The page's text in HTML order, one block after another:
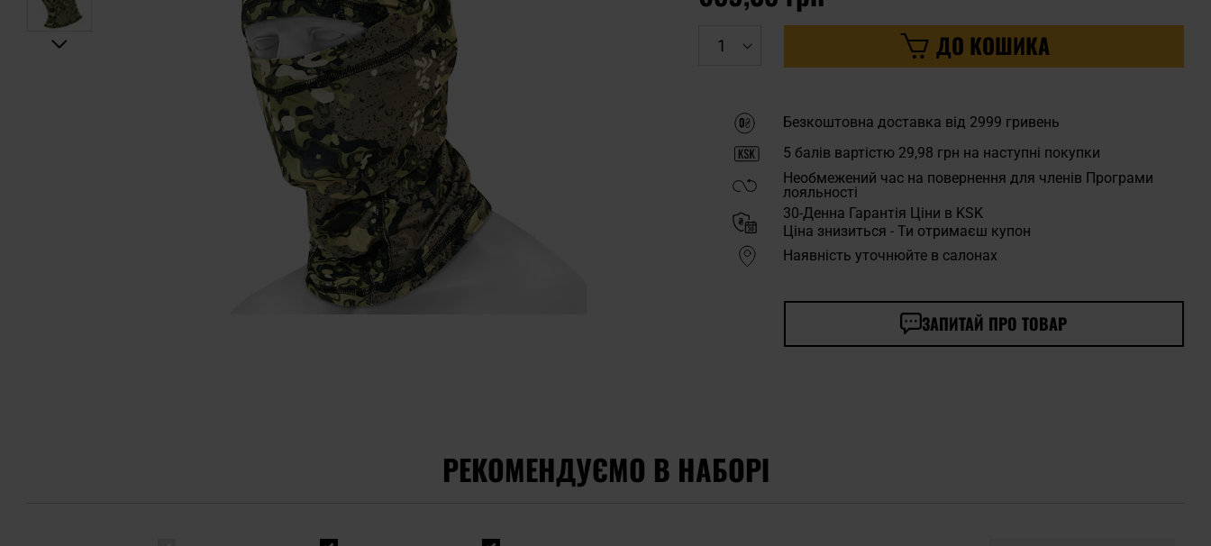
ДО КОШИКА
Безкоштовна доставка від 2999 гривень
5 балів вартістю 29,98 грн на наступні покупки
Необмежений час на повернення для членів Програми
лояльності
30-Денна Гарантія Ціни в KSK
Ціна знизиться - Ти отримаєш купон
Наявність уточнюйте в салонах
ЗАПИТАЙ ПРО ТОВАР
РЕКОМЕНДУЄМО В НАБОРІ